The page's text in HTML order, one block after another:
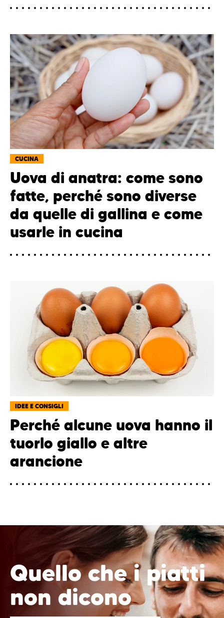
CUCINA
Uova di anatra: come sono
fatte, perché sono diverse
da quelle di gallina e come
usarle in cucina
IDEE E CONSIGLI
Perché alcune uova hanno il
tuorlo giallo e altre
arancione
Quello che i piatti
non dicono